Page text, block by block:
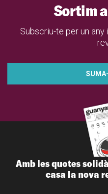
Sortim
Subscriu-te per un
Amb les quotes
casa la nova